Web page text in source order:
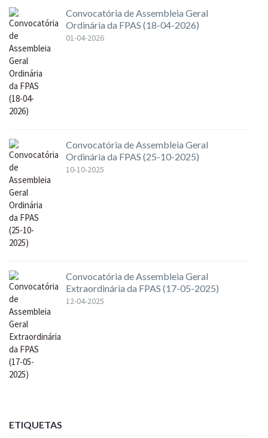
Convocatória de Assembleia Geral
Ordinária da FPAS (18-04-2026)
01-04-2026
Convocatória de Assembleia Geral
Ordinária da FPAS (25-10-2025)
10-10-2025
Convocatória de Assembleia Geral
Extraordinária da FPAS (17-05-2025)
12-04-2025
ETIQUETAS